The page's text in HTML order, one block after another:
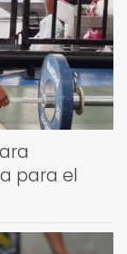
para el